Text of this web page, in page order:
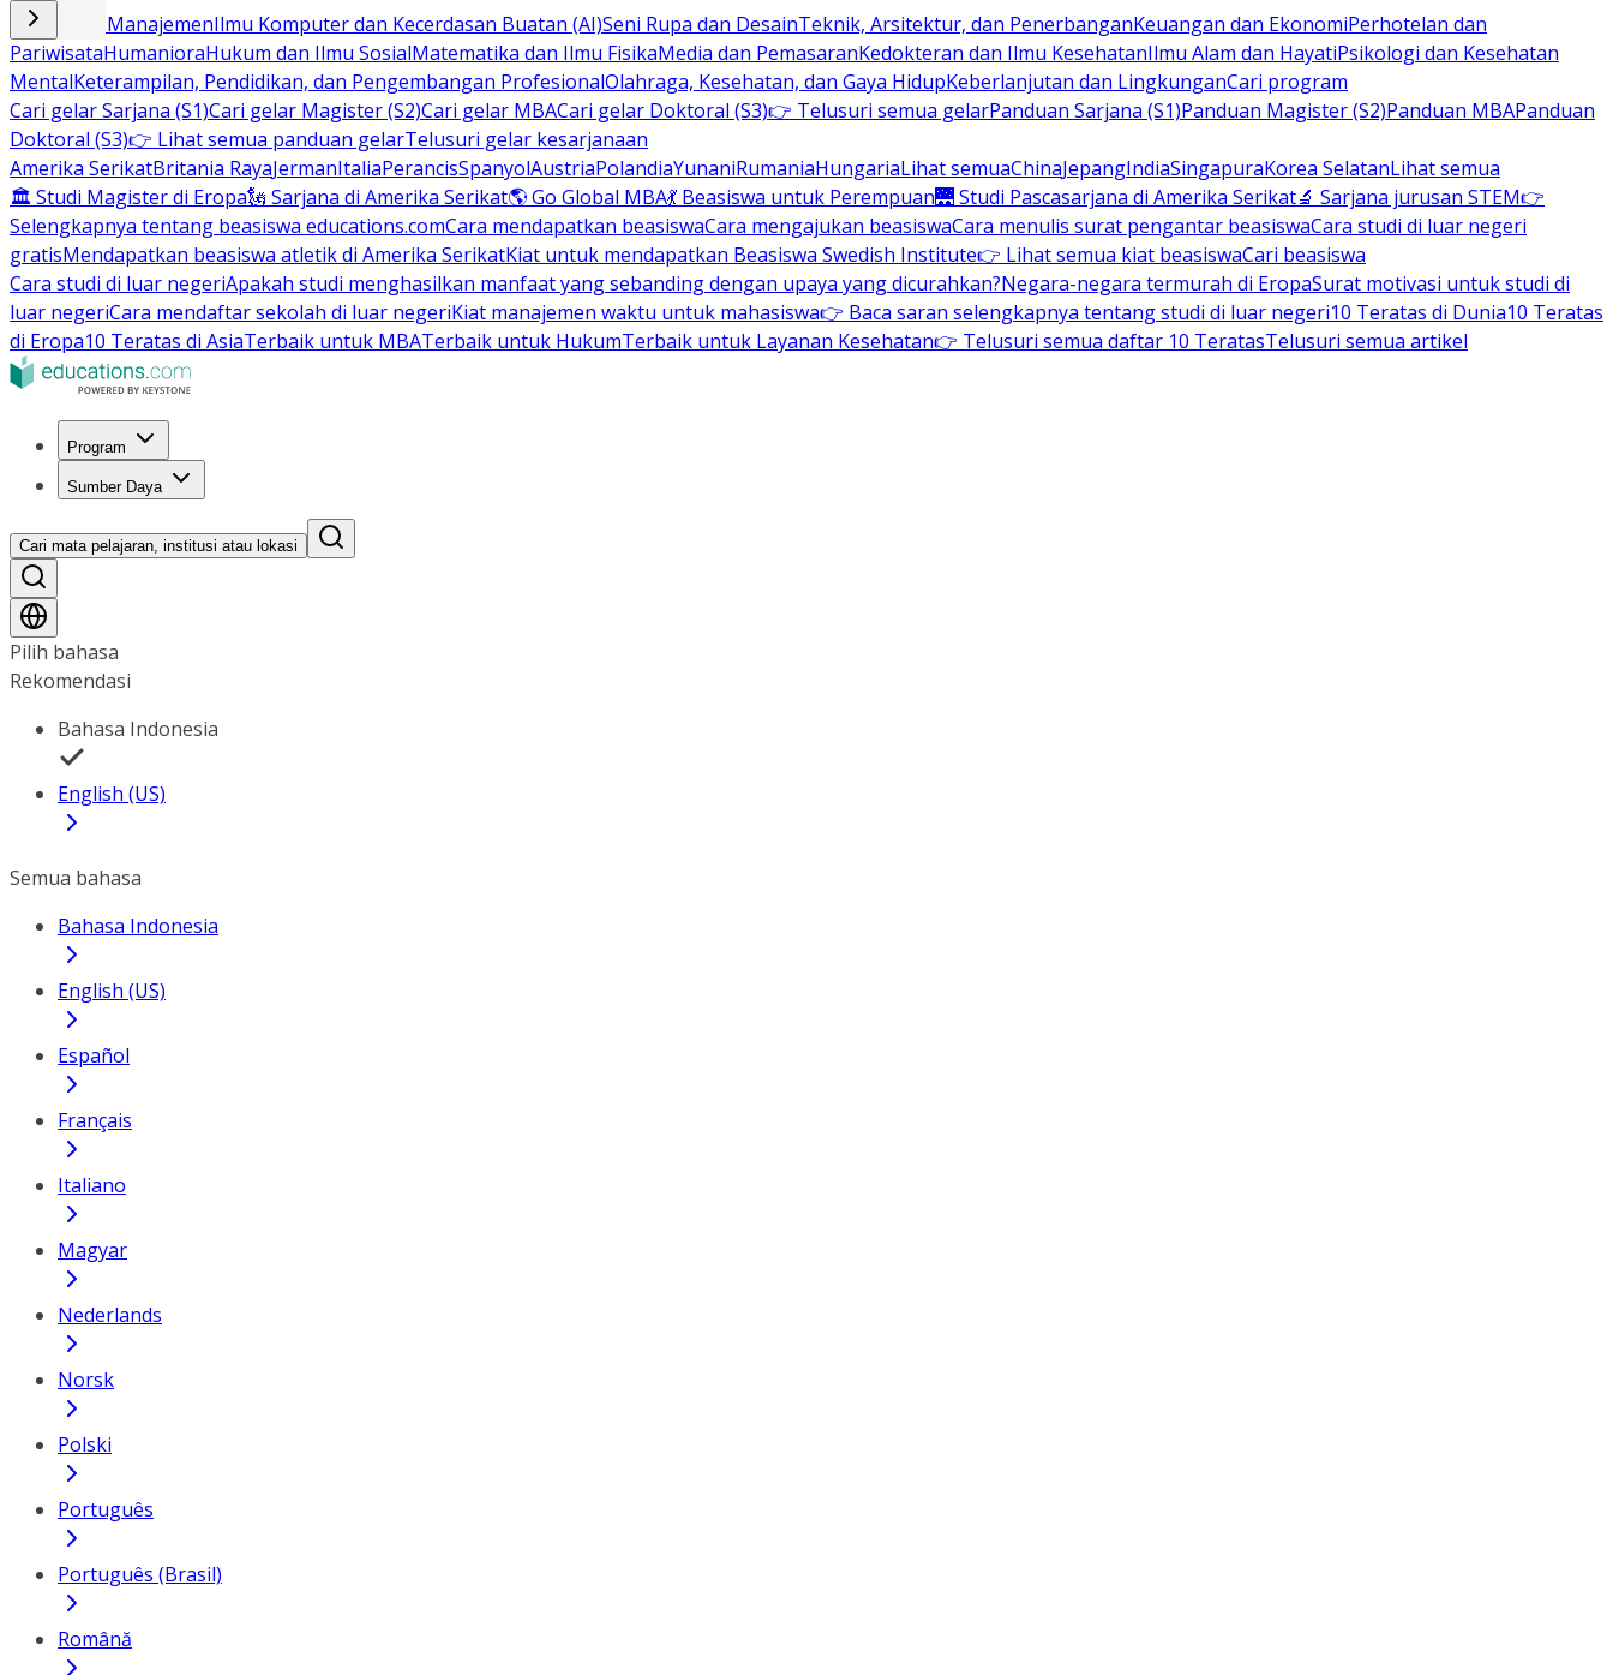
Bisnis dan ManajemenIlmu Komputer dan Kecerdasan Buatan (AI)Seni Rupa dan DesainTeknik, Arsitektur, dan PenerbanganKeuangan dan EkonomiPerhotelan dan
PariwisataHumanioraHukum dan Ilmu SosialMatematika dan Ilmu FisikaMedia dan PemasaranKedokteran dan Ilmu KesehatanIlmu Alam dan HayatiPsikologi dan Kesehatan
MentalKeterampilan, Pendidikan, dan Pengembangan ProfesionalOlahraga, Kesehatan, dan Gaya HidupKeberlanjutan dan LingkunganCari program
Cari gelar Sarjana (S1)Cari gelar Magister (S2)Cari gelar MBACari gelar Doktoral (S3)👉 Telusuri semua gelarPanduan Sarjana (S1)Panduan Magister (S2)Panduan MBAPanduan
Doktoral (S3)👉 Lihat semua panduan gelarTelusuri gelar kesarjanaan
Amerika SerikatBritania RayaJermanItaliaPerancisSpanyolAustriaPolandiaYunaniRumaniaHungariaLihat semuaChinaJepangIndiaSingapuraKorea SelatanLihat semua
🏛 Studi Magister di Eropa🗽 Sarjana di Amerika Serikat🌎 Go Global MBA💃 Beasiswa untuk Perempuan🌉 Studi Pascasarjana di Amerika Serikat🔬 Sarjana jurusan STEM👉
Selengkapnya tentang beasiswa educations.comCara mendapatkan beasiswaCara mengajukan beasiswaCara menulis surat pengantar beasiswaCara studi di luar negeri
gratisMendapatkan beasiswa atletik di Amerika SerikatKiat untuk mendapatkan Beasiswa Swedish Institute👉 Lihat semua kiat beasiswaCari beasiswa
Cara studi di luar negeriApakah studi menghasilkan manfaat yang sebanding dengan upaya yang dicurahkan?Negara-negara termurah di EropaSurat motivasi untuk studi di
luar negeriCara mendaftar sekolah di luar negeriKiat manajemen waktu untuk mahasiswa👉 Baca saran selengkapnya tentang studi di luar negeri10 Teratas di Dunia10 Teratas
di Eropa10 Teratas di AsiaTerbaik untuk MBATerbaik untuk HukumTerbaik untuk Layanan Kesehatan👉 Telusuri semua daftar 10 TeratasTelusuri semua artikel
Program
Sumber Daya
Cari mata pelajaran, institusi atau lokasi
Pilih bahasa
Rekomendasi
Bahasa Indonesia
English (US)
Semua bahasa
Bahasa Indonesia
English (US)
Español
Français
Italiano
Magyar
Nederlands
Norsk
Polski
Português
Português (Brasil)
Română